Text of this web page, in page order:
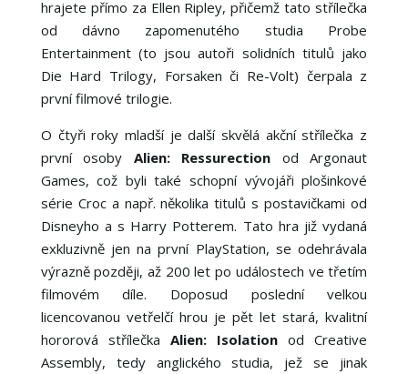
hrajete přímo za Ellen Ripley, přičemž tato střílečka
od dávno zapomenutého studia Probe
Entertainment (to jsou autoři solidních titulů jako
Die Hard Trilogy, Forsaken či Re-Volt) čerpala z
první filmové trilogie.
O čtyři roky mladší je další skvělá akční střílečka z
první osoby Alien: Ressurection od Argonaut
Games, což byli také schopní vývojáři plošinkové
série Croc a např. několika titulů s postavičkami od
Disneyho a s Harry Potterem. Tato hra již vydaná
exkluzivně jen na první PlayStation, se odehrávala
výrazně později, až 200 let po událostech ve třetím
filmovém díle. Doposud poslední velkou
licencovanou vetřelčí hrou je pět let stará, kvalitní
hororová střílečka Alien: Isolation od Creative
Assembly, tedy anglického studia, jež se jinak